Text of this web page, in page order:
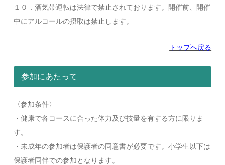
１０．酒気帯運転は法律で禁止されております。開催前、開催
中にアルコールの摂取は禁止します。
トップへ戻る
参加にあたって
〈参加条件〉
・健康で各コースに合った体力及び技量を有する方に限りま
す。
・未成年の参加者は保護者の同意書が必要です。小学生以下は
保護者同伴での参加となります。